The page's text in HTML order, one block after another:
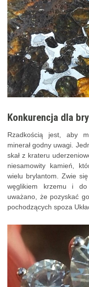
Konkurencja dla
Rzadkością jest, aby
minerał godny uwagi.
skał z krateru
niesamowity kamień,
wielu brylantom. Zwie
węglikiem krzemu i do
uważano, że pozyskać
pochodzących spoza